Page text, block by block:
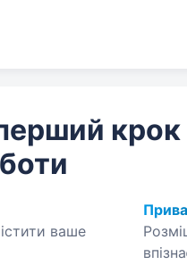
крок
ваше